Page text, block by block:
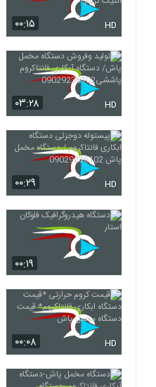
۰۰:۱۵ HD
۰۳:۲۸ HD
۰۰:۲۹ HD
۰۰:۱۹
۰۰:۰۸ HD